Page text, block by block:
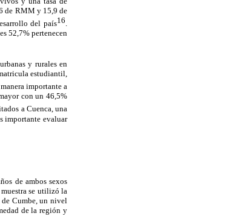
de RMM y 15,9 de
del país16.
52,7% pertenecen
y rurales en
estudiantil,
importante a
con un 46,5%
a Cuenca, una
importante evaluar
de ambos sexos
se utilizó la
Cumbe, un nivel
de la región y